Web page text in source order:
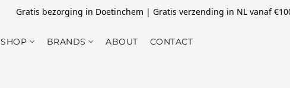
Gratis bezorging in Doetinchem | Gratis verzending in NL vanaf
SHOP BRANDS ABOUT CONTACT